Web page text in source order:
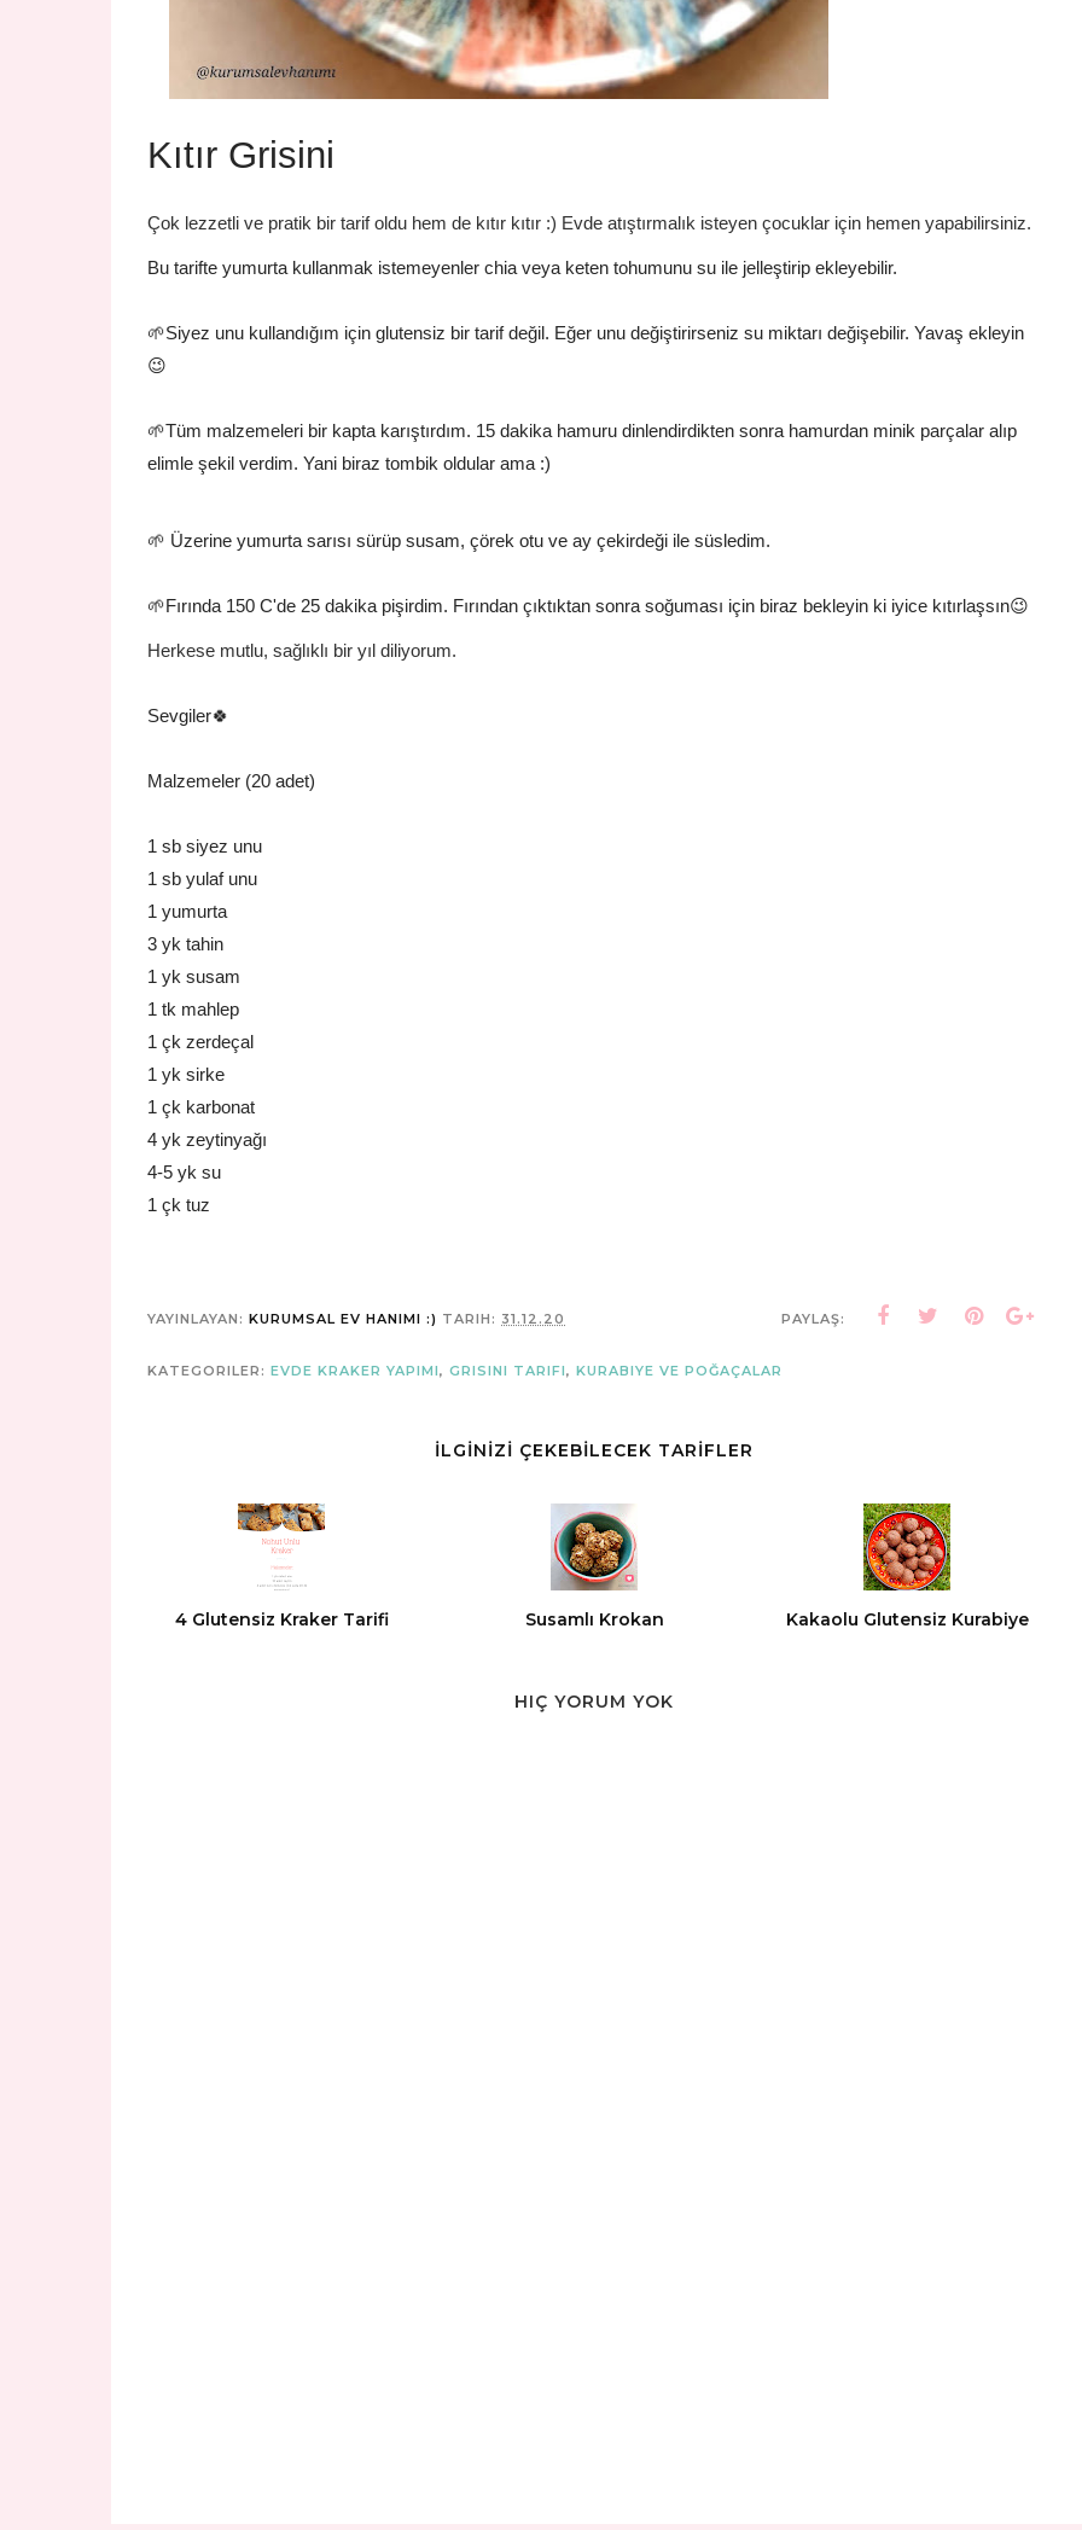
Kıtır Grisini
Çok lezzetli ve pratik bir tarif oldu hem de kıtır kıtır :) Evde atıştırmalık isteyen çocuklar için hemen yapabilirsiniz.
Bu tarifte yumurta kullanmak istemeyenler chia veya keten tohumunu su ile jelleştirip ekleyebilir.
🌱Siyez unu kullandığım için glutensiz bir tarif değil. Eğer unu değiştirirseniz su miktarı değişebilir. Yavaş ekleyin
😉
🌱Tüm malzemeleri bir kapta karıştırdım. 15 dakika hamuru dinlendirdikten sonra hamurdan minik parçalar alıp
elimle şekil verdim. Yani biraz tombik oldular ama :)
🌱 Üzerine yumurta sarısı sürüp susam, çörek otu ve ay çekirdeği ile süsledim.
🌱Fırında 150 C'de 25 dakika pişirdim. Fırından çıktıktan sonra soğuması için biraz bekleyin ki iyice kıtırlaşsın😉
Herkese mutlu, sağlıklı bir yıl diliyorum.
Sevgiler🍀
Malzemeler (20 adet)
1 sb siyez unu
1 sb yulaf unu
1 yumurta
3 yk tahin
1 yk susam
1 tk mahlep
1 çk zerdeçal
1 yk sirke
1 çk karbonat
4 yk zeytinyağı
4-5 yk su
1 çk tuz
YAYINLAYAN: KURUMSAL EV HANIMI :) TARIH: 31.12.20 PAYLAŞ:
KATEGORILER: EVDE KRAKER YAPIMI, GRISINI TARIFI, KURABIYE VE POĞAÇALAR
İLGİNİZİ ÇEKEBİLECEK TARİFLER
4 Glutensiz Kraker Tarifi Susamlı Krokan Kakaolu Glutensiz Kurabiye
HIÇ YORUM YOK